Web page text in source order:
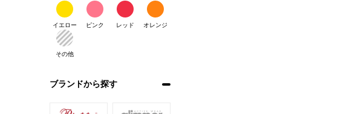
イエロー ピンク レッド オレンジ
その他
ブランドから探す